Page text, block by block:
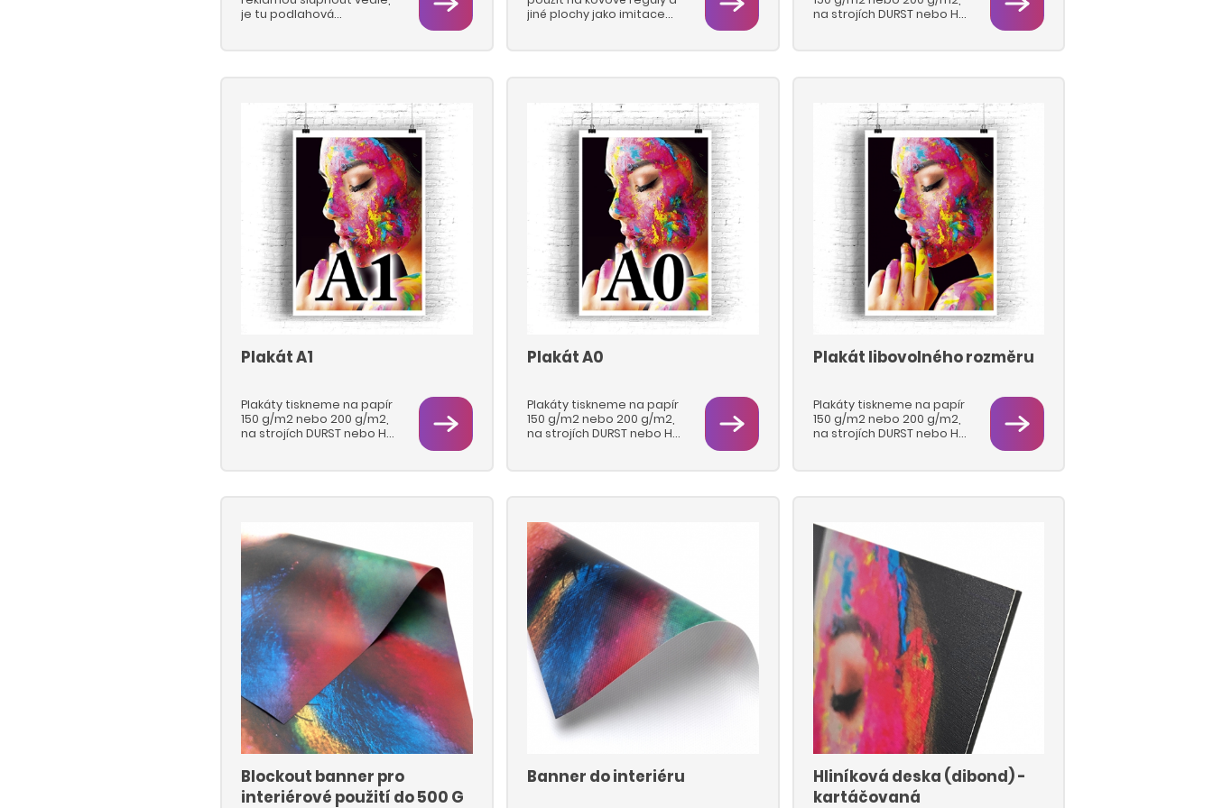
je tu podlahová
certifikovanou laminací
značky Ritrama, takže
vydrží každodenní zátěž.
jiné plochy jako imitace
přilnavostí nebo levnější
0,5 mm. Fólii většinou
přímo potiskujeme UV
tiskovou technologií,
následně ořezáváme
rovně nebo na
požadovaný tvar.
na strojích DURST nebo HP
Plakát A1
Plakáty tiskneme na papír
150 g/m2 nebo 200 g/m2,
na strojích DURST nebo HP
Plakát A0
Plakáty tiskneme na papír
150 g/m2 nebo 200 g/m2,
na strojích DURST nebo HP
Plakát libovolného rozměru
Plakáty tiskneme na papír
150 g/m2 nebo 200 g/m2,
na strojích DURST nebo HP
Blockout banner pro
interiérové použití do 500 G
Banner do interiéru
Hliníková deska (dibond) -
kartáčovaná